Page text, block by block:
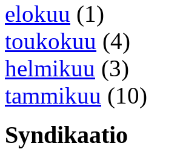
elokuu (1)
toukokuu (4)
helmikuu (3)
tammikuu (10)
Syndikaatio